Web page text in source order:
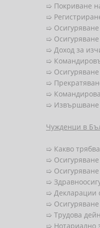
➯ Покриване
➯
➯
➯
➯ Доход за
➯
➯
➯
➯
➯ Извършване
Чужденци в
➯ Какво
➯
➯
➯
➯ Декларации
➯
➯ Трудова
➯ Нотариално